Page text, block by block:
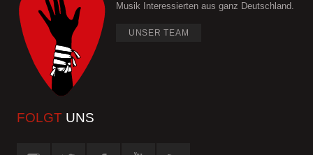
Musik Interessierten aus ganz Deutschland.
UNSER TEAM
FOLGT UNS